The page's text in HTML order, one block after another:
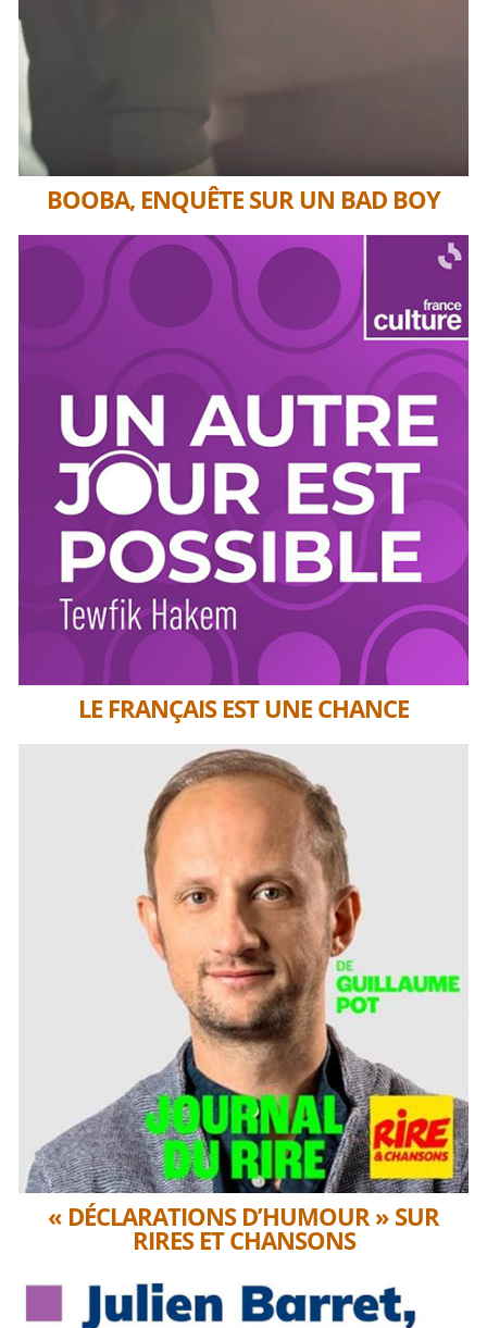
BOOBA, ENQUÊTE SUR UN BAD BOY
LE FRANÇAIS EST UNE CHANCE
« DÉCLARATIONS D’HUMOUR » SUR
RIRES ET CHANSONS